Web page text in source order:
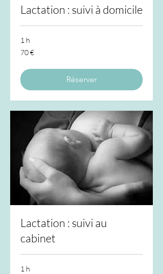
Lactation : suivi à domicile
1 h
70
euros
70 €
Réserver
Lactation : suivi au
cabinet
1 h